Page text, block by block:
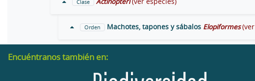
Clase
Orden Machotes, tapones y sábalos Elopiformes
Encuéntranos también en: